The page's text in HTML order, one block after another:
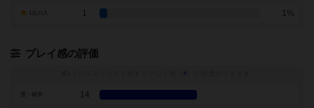
1 1%
プレイ感の評価
※
14